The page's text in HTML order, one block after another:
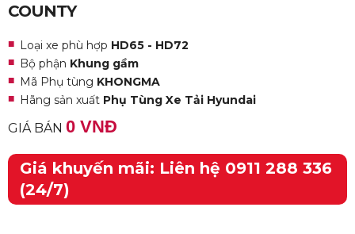
COUNTY
Loại xe phù hợp HD65 - HD72
Bộ phận Khung gầm
Mã Phụ tùng KHONGMA
Hãng sản xuất Phụ Tùng Xe Tải Hyundai
GIÁ BÁN 0 VNĐ
Giá khuyến mãi: Liên hệ 0911 288 336
(24/7)